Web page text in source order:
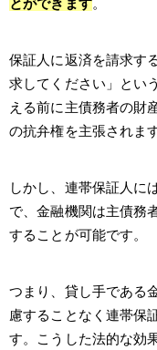
とができます。
保証人に返済を請求す
求してください」とい
える前に主債務者の財
の抗弁権を主張されます
しかし、連帯保証人に
で、金融機関は主債務
することが可能です。
つまり、貸し手である
慮することなく連帯保
す。こうした法的な効